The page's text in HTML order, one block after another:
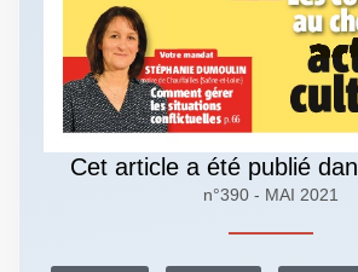
Cet article a été publié
n°390 - MAI 2021